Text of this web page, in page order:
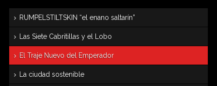
RUMPELSTILTSKIN “el enano saltarín”
Las Siete Cabritillas y el Lobo
El Traje Nuevo del Emperador
La ciudad sostenible